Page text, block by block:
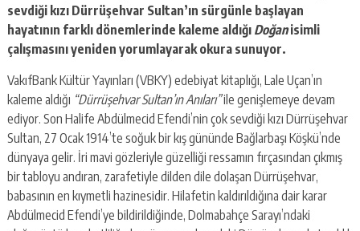
sevdiği kızı Dürrüşehvar Sultan’ın sürgünle başlayan
hayatının farklı dönemlerinde kaleme aldığı Doğanisimli
çalışmasını yeniden yorumlayarak okura sunuyor.
VakıfBank Kültür Yayınları (VBKY) edebiyat kitaplığı, Lale Uçan’ın
kaleme aldığı “Dürrüşehvar Sultan’ın Anıları”ile genişlemeye devam
ediyor. Son Halife Abdülmecid Efendi’nin çok sevdiği kızı Dürrüşehvar
Sultan, 27 Ocak 1914’te soğuk bir kış gününde Bağlarbaşı Köşkü’nde
dünyaya gelir. İri mavi gözleriyle güzelliği ressamın fırçasından çıkmış
bir tabloyu andıran, zarafetiyle dilden dile dolaşan Dürrüşehvar,
babasının en kıymetli hazinesidir. Hilafetin kaldırıldığına dair karar
Abdülmecid Efendi’ye bildirildiğinde, Dolmabahçe Sarayı’ndaki